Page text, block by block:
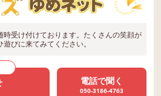
時受け付けております。たくさんの笑顔が
びに来てみてください。
電話で聞く
050-3186-4763